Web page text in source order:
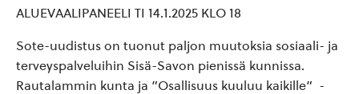
ALUEVAALIPANEELI TI 14.1.2025 KLO 18
Sote-uudistus on tuonut paljon muutoksia sosiaali- ja
terveyspalveluihin Sisä-Savon pienissä kunnissa.
Rautalammin kunta ja ”Osallisuus kuuluu kaikille” -